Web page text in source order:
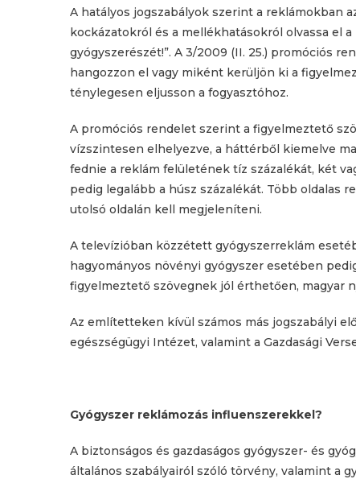
A hatályos jogszabályok szerint a reklámokban
kockázatokról és a mellékhatásokról olvassa el
gyógyszerészét!”. A 3/2009 (II. 25.) promóciós
hangozzon el vagy miként kerüljön ki a
ténylegesen eljusson a fogyasztóhoz.
A promóciós rendelet szerint a figyelmeztető
vízszintesen elhelyezve, a háttérből kiemelve
fednie a reklám felületének tíz százalékát, két
pedig legalább a húsz százalékát. Több oldalas
utolsó oldalán kell megjeleníteni.
A televízióban közzétett gyógyszerreklám
hagyományos növényi gyógyszer esetében
figyelmeztető szövegnek jól érthetően, magyar
Az említetteken kívül számos más jogszabályi
egészségügyi Intézet, valamint a Gazdasági
Gyógyszer reklámozás influenszerekkel?
A biztonságos és gazdaságos gyógyszer- és
általános szabályairól szóló törvény, valamint a